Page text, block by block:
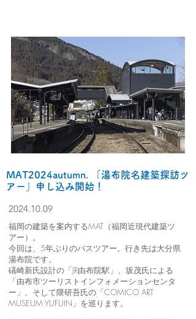
MAT2024autumn. 「湯布院名建築探訪ツ
アー」申し込み開始！
2024.10.09
福岡の建築を案内するMAT（福岡近現代建築ツ
アー）。
今回は、5年ぶりのバスツアー。行き先は大分県
湯布院です。
礒崎新氏設計の「JR由布院駅」、坂茂氏による
「由布市ツーリストインフォメーションセンタ
ー」、そして隈研吾氏の「COMICO ART
MUSEUM YUFUIN」を巡ります。